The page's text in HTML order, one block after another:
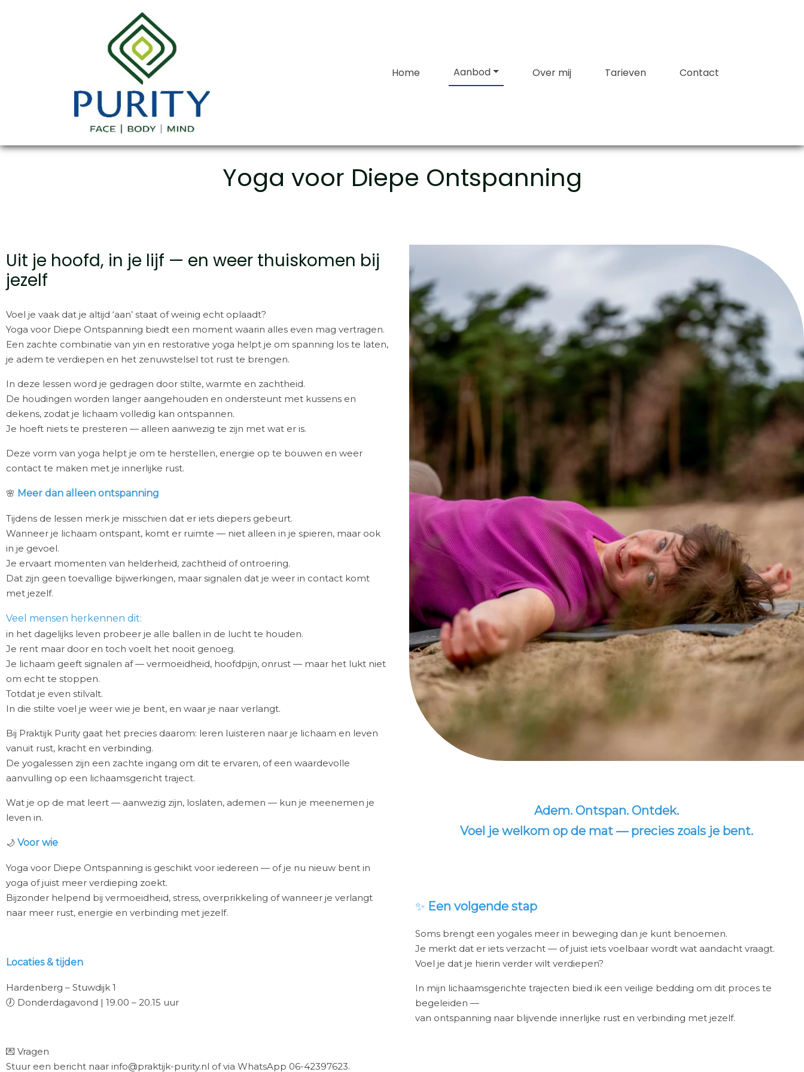
Home Aanbod Over mij Tarieven Contact
Yoga voor Diepe Ontspanning
Uit je hoofd, in je lijf — en weer thuiskomen bij
jezelf
Voel je vaak dat je altijd ‘aan’ staat of weinig echt oplaadt?
Yoga voor Diepe Ontspanning biedt een moment waarin alles even mag vertragen.
Een zachte combinatie van yin en restorative yoga helpt je om spanning los te laten,
je adem te verdiepen en het zenuwstelsel tot rust te brengen.
In deze lessen word je gedragen door stilte, warmte en zachtheid.
De houdingen worden langer aangehouden en ondersteunt met kussens en
dekens, zodat je lichaam volledig kan ontspannen.
Je hoeft niets te presteren — alleen aanwezig te zijn met wat er is.
Deze vorm van yoga helpt je om te herstellen, energie op te bouwen en weer
contact te maken met je innerlijke rust.
🌸 Meer dan alleen ontspanning
Tijdens de lessen merk je misschien dat er iets diepers gebeurt.
Wanneer je lichaam ontspant, komt er ruimte — niet alleen in je spieren, maar ook
in je gevoel.
Je ervaart momenten van helderheid, zachtheid of ontroering.
Dat zijn geen toevallige bijwerkingen, maar signalen dat je weer in contact komt
met jezelf.
Veel mensen herkennen dit:
in het dagelijks leven probeer je alle ballen in de lucht te houden.
Je rent maar door en toch voelt het nooit genoeg.
Je lichaam geeft signalen af — vermoeidheid, hoofdpijn, onrust — maar het lukt niet
om echt te stoppen.
Totdat je even stilvalt.
In die stilte voel je weer wie je bent, en waar je naar verlangt.
Bij Praktijk Purity gaat het precies daarom: leren luisteren naar je lichaam en leven
vanuit rust, kracht en verbinding.
De yogalessen zijn een zachte ingang om dit te ervaren, of een waardevolle
aanvulling op een lichaamsgericht traject.
Wat je op de mat leert — aanwezig zijn, loslaten, ademen — kun je meenemen je
leven in.
🌙 Voor wie
Yoga voor Diepe Ontspanning is geschikt voor iedereen — of je nu nieuw bent in
yoga of juist meer verdieping zoekt.
Bijzonder helpend bij vermoeidheid, stress, overprikkeling of wanneer je verlangt
naar meer rust, energie en verbinding met jezelf.
Locaties & tijden
Hardenberg – Stuwdijk 1
🕖 Donderdagavond | 19.00 – 20.15 uur
💌 Vragen
Stuur een bericht naar info@praktijk-purity.nl of via WhatsApp 06-42397623.
Adem. Ontspan. Ontdek.
Voel je welkom op de mat — precies zoals je bent.
✨ Een volgende stap
Soms brengt een yogales meer in beweging dan je kunt benoemen.
Je merkt dat er iets verzacht — of juist iets voelbaar wordt wat aandacht vraagt.
Voel je dat je hierin verder wilt verdiepen?
In mijn lichaamsgerichte trajecten bied ik een veilige bedding om dit proces te
begeleiden —
van ontspanning naar blijvende innerlijke rust en verbinding met jezelf.